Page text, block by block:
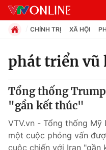
Chuyên mục
Chính trị
Xã hội
CHÍNH TRỊ XÃ HỘI
phát triển vũ
Tổng thống
"gần kết thúc"
VTV.vn - Tổng thống
một cuộc phỏng vấn
cuộc chiến với Iran "gần